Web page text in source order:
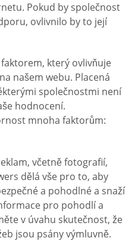
Pokud by společnost
ovlivnilo by to její
který ovlivňuje
našem webu. Placená
společnostmi není
hodnocení.
mnoha faktorům:
včetně fotografií,
dělá vše pro to, aby
a pohodlné a snaží
pro pohodlí a
v úvahu skutečnost, že
jsou psány výmluvně.